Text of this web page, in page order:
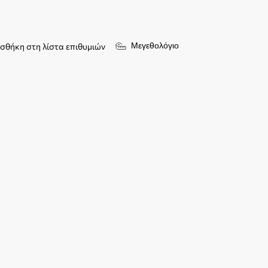
στη λίστα επιθυμιών Μεγεθολόγιο